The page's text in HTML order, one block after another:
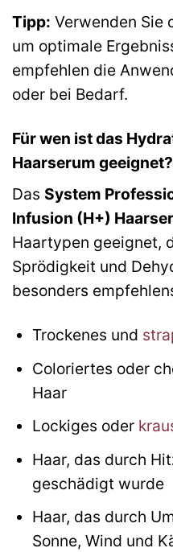
Tipp: Verwenden Sie
um optimale
empfehlen die
oder bei Bedarf.
Für wen ist das
Haarserum geeignet?
Das System
Infusion (H+)
Haartypen geeignet,
Sprödigkeit und
besonders
Trockenes und
Coloriertes oder
Haar
Lockiges oder
Haar, das durch
geschädigt wurde
Haar, das durch
Sonne, Wind und